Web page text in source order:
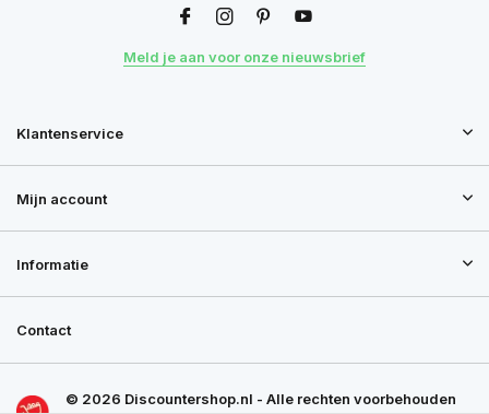
Meld je aan voor onze nieuwsbrief
Klantenservice
Mijn account
Informatie
Contact
© 2026 Discountershop.nl - Alle rechten voorbehouden